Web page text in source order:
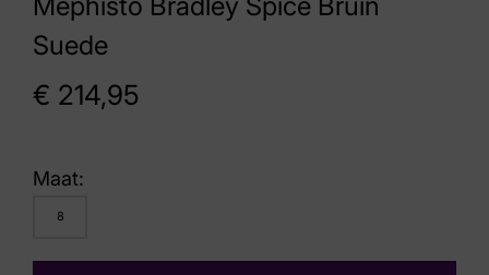
Suede
€ 214,95
Maat:
8